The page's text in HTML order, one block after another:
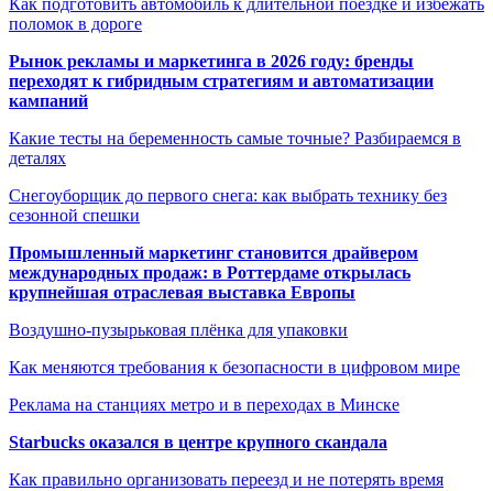
Как подготовить автомобиль к длительной поездке и избежать
поломок в дороге
Рынок рекламы и маркетинга в 2026 году: бренды
переходят к гибридным стратегиям и автоматизации
кампаний
Какие тесты на беременность самые точные? Разбираемся в
деталях
Снегоуборщик до первого снега: как выбрать технику без
сезонной спешки
Промышленный маркетинг становится драйвером
международных продаж: в Роттердаме открылась
крупнейшая отраслевая выставка Европы
Воздушно-пузырьковая плёнка для упаковки
Как меняются требования к безопасности в цифровом мире
Реклама на станциях метро и в переходах в Минске
Starbucks оказался в центре крупного скандала
Как правильно организовать переезд и не потерять время